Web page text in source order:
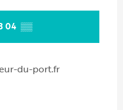
04 ▒▒
du-port.fr